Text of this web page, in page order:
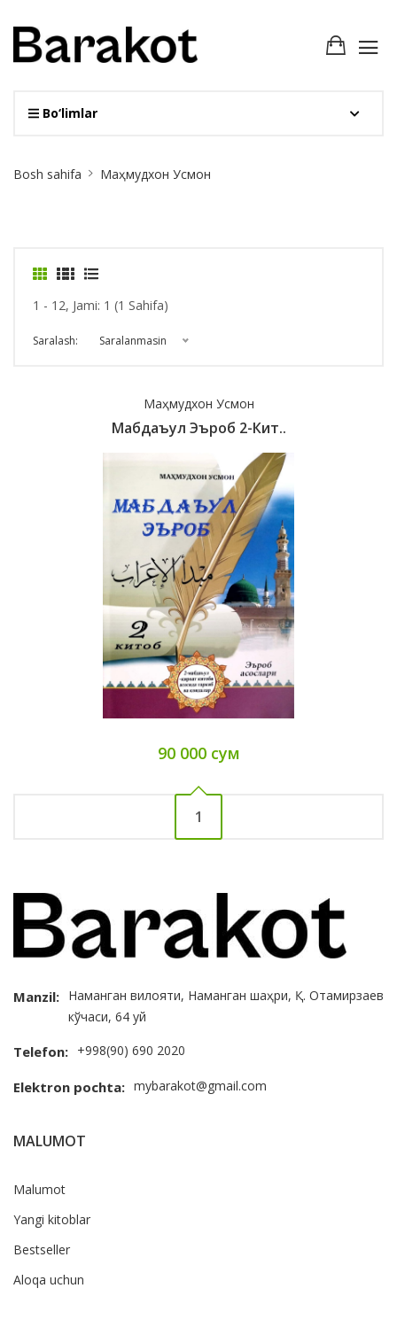
Bo‘limlar
Breadcrumb
Bosh sahifa Маҳмудхон Усмон
1 - 12, Jami: 1 (1 Sahifa)
Saralash: Saralanmasin
Маҳмудхон Усмон
Мабдаъул Эъроб 2-Кит..
90 000 сум
1
Manzil: Наманган вилояти, Наманган шаҳри, Қ. Отамирзаев
кўчаси, 64 уй
Telefon: +998(90) 690 2020
Elektron pochta: mybarakot@gmail.com
MALUMOT
Malumot
Yangi kitoblar
Bestseller
Aloqa uchun